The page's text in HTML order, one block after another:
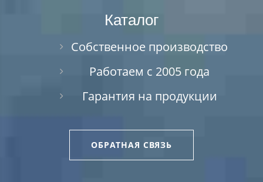
Каталог
Собственное производство
Работаем с 2005 года
Гарантия на продукции
ОБРАТНАЯ СВЯЗЬ